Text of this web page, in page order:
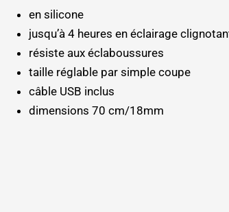
en silicone
jusqu’à 4 heures en éclairage
résiste aux éclaboussures
taille réglable par simple coupe
câble USB inclus
dimensions 70 cm/18mm